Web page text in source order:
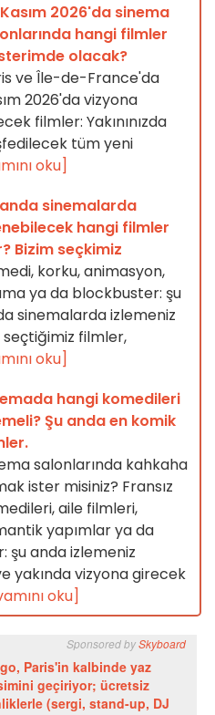
2026'da sinema
hangi filmler
olacak?
ve Île-de-France'da
2026'da vizyona
filmler: Yakınınızda
tüm yeni
oku]
sinemalarda
hangi filmler
Bizim seçkimiz
korku, animasyon,
ya da blockbuster: şu
sinemalarda izlemeniz
seçtiğimiz filmler,
oku]
hangi komedileri
Şu anda en komik
salonlarında kahkaha
ister misiniz? Fransız
aile filmleri,
yapımlar ya da
şu anda izlemeniz
yakında vizyona girecek
oku]